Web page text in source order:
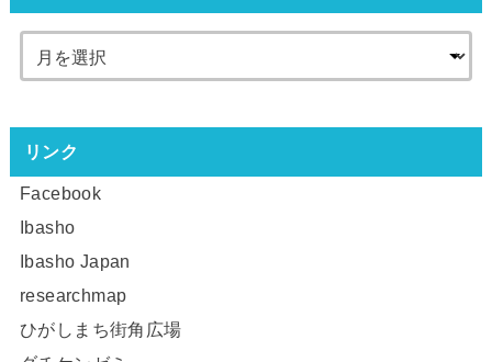
リンク
Facebook
Ibasho
Ibasho Japan
researchmap
ひがしまち街角広場